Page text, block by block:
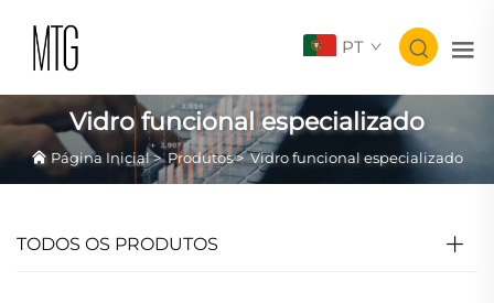
PT
Vidro funcional especializado
Página Inicial>Produtos>Vidro funcional especializado
TODOS OS PRODUTOS